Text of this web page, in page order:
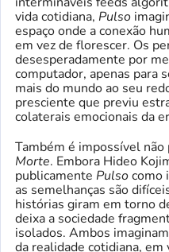
vida cotidiana, Pulso
espaço onde a conexão
em vez de florescer. Os
desesperadamente por
computador, apenas para
mais do mundo ao seu
presciente que previu
colaterais emocionais da
Também é impossível não
Morte. Embora Hideo
publicamente Pulsocomo
as semelhanças são
histórias giram em torno
deixa a sociedade
isolados. Ambos
da realidade cotidiana,